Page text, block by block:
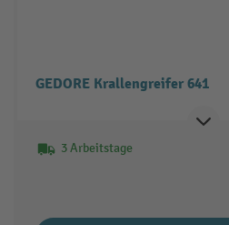
GEDORE Krallengreifer 641
3 Arbeitstage